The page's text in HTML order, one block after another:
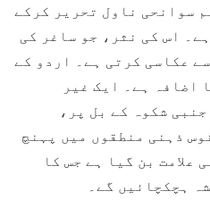
سوانحی ناول تحریر کرکے
اس کی نثر، جو ساغر کی
عکاسی کرتی ہے۔ اردو کے
اضافہ ہے۔ ایک غیر
شکوہ کے بل پر،
ذہنی منطقوں میں پہنچ
علامت بن گیا ہے جس کا
ہچکچائیں گے۔